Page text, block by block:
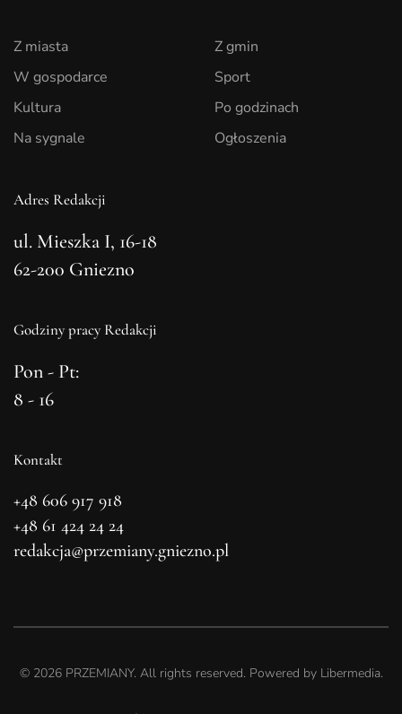
Z miasta
W gospodarce
Kultura
Na sygnale
Z gmin
Sport
Po godzinach
Ogłoszenia
Adres Redakcji
ul. Mieszka I, 16-18
62-200 Gniezno
Godziny pracy Redakcji
Pon - Pt:
8 - 16
Kontakt
+48 606 917 918
+48 61 424 24 24
redakcja@przemiany.gniezno.pl
© 2026PRZEMIANY. All rights reserved. Powered by Libermedia.